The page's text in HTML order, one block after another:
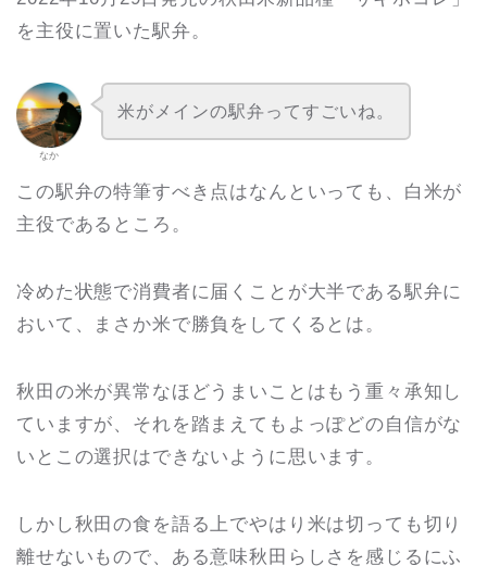
を主役に置いた駅弁。
なか
米がメインの駅弁ってすごいね。
この駅弁の特筆すべき点はなんといっても、白米が
主役であるところ。
冷めた状態で消費者に届くことが大半である駅弁に
おいて、まさか米で勝負をしてくるとは。
秋田の米が異常なほどうまいことはもう重々承知し
ていますが、それを踏まえてもよっぽどの自信がな
いとこの選択はできないように思います。
しかし秋田の食を語る上でやはり米は切っても切り
離せないもので、ある意味秋田らしさを感じるにふ